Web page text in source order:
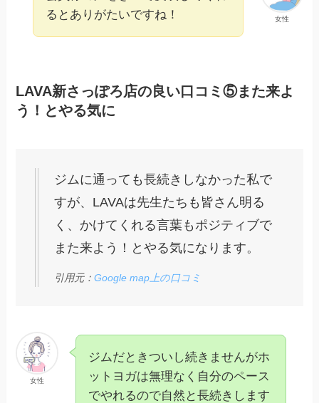
女性
るとありがたいですね！
LAVA新さっぽろ店の良い口コミ⑤また来よ
う！とやる気に
ジムに通っても長続きしなかった私で
すが、LAVAは先生たちも皆さん明る
く、かけてくれる言葉もポジティブで
また来よう！とやる気になります。
引用元：Google map上の口コミ
女性
ジムだときついし続きませんがホ
ットヨガは無理なく自分のペース
でやれるので自然と長続きします